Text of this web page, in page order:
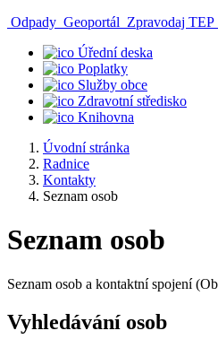
Odpady Geoportál Zpravodaj TEP
Úřední deska
Poplatky
Služby obce
Zdravotní středisko
Knihovna
Úvodní stránka
Radnice
Kontakty
Seznam osob
Seznam osob
Seznam osob a kontaktní spojení
Vyhledávání osob